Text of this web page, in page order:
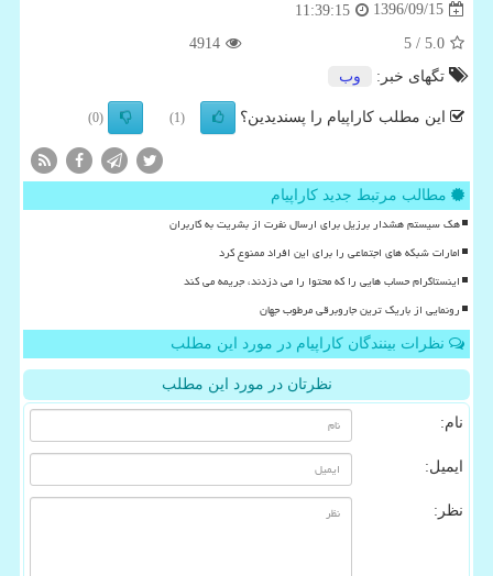
1396/09/15
11:39:15
5.0
/ 5
4914
تگهای خبر:
وب
این مطلب کاراپیام را پسندیدین؟ (1)
(0)
مطالب مرتبط جدید کاراپیام
هک سیستم هشدار برزیل برای ارسال نفرت از بشریت به کاربران
امارات شبکه های اجتماعی را برای این افراد ممنوع کرد
اینستاگرام حساب هایی را که محتوا را می دزدند، جریمه می کند
رونمایی از باریک ترین جاروبرقی مرطوب جهان
نظرات بینندگان کاراپیام در مورد این مطلب
نظرتان در مورد این مطلب
نام:
ایمیل:
نظر: